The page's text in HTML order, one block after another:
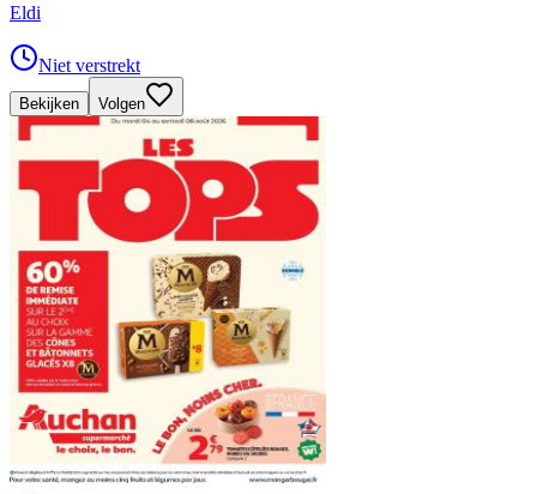
Eldi
Niet verstrekt
Bekijken Volgen